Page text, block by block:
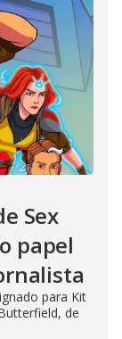
Sex
papel
para Kit
de